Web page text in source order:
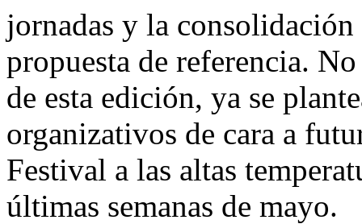
jornadas y la
propuesta de referencia.
de esta edición, ya se
organizativos de cara a
Festival a las altas
últimas semanas de mayo.